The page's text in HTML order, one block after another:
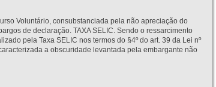
Voluntário, consubstanciada pela não apreciação do
de declaração. TAXA SELIC. Sendo o ressarcimento
pela Taxa SELIC nos termos do §4º do art. 39 da Lei nº
a obscuridade levantada pela embargante não